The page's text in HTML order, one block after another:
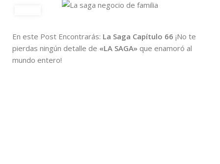
En este Post Encontrarás: La Saga Capítulo 66 ¡No te
pierdas ningún detalle de «LA SAGA» que enamoró al
mundo entero!